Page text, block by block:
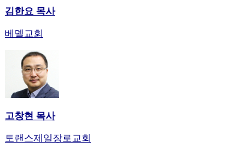
김한요 목사
베델교회
고창현 목사
토랜스제일장로교회